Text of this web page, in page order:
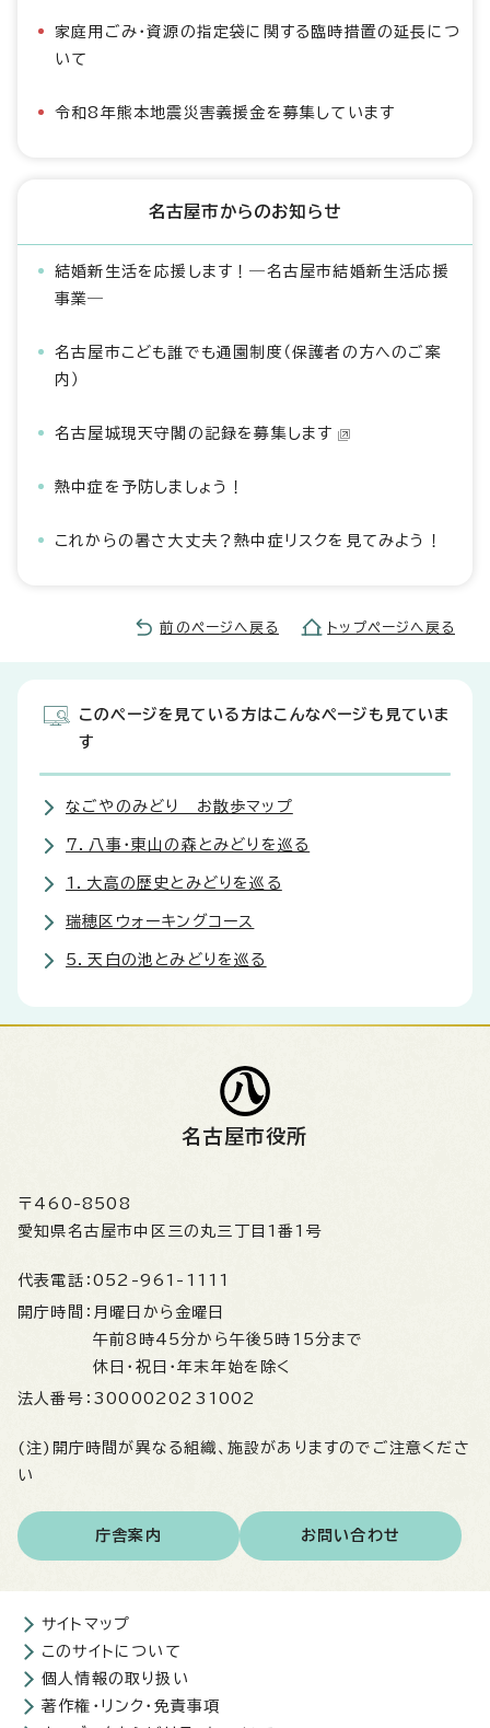
家庭用ごみ・資源の指定袋に関する臨時措置の延長につ
いて
令和8年熊本地震災害義援金を募集しています
名古屋市からのお知らせ
結婚新生活を応援します！―名古屋市結婚新生活応援
事業―
名古屋市こども誰でも通園制度（保護者の方へのご案
内）
名古屋城現天守閣の記録を募集します
熱中症を予防しましょう！
これからの暑さ大丈夫？熱中症リスクを見てみよう！
前のページへ戻る トップページへ戻る
このページを見ている方はこんなページも見ていま
す
なごやのみどり お散歩マップ
7．八事・東山の森とみどりを巡る
1．大高の歴史とみどりを巡る
瑞穂区ウォーキングコース
5．天白の池とみどりを巡る
名古屋市役所
〒460-8508
愛知県名古屋市中区三の丸三丁目1番1号
代表電話： 052-961-1111
開庁時間： 月曜日から金曜日
午前8時45分から午後5時15分まで
休日・祝日・年末年始を除く
法人番号： 3000020231002
(注)開庁時間が異なる組織、施設がありますのでご注意くださ
い
庁舎案内 お問い合わせ
サイトマップ
このサイトについて
個人情報の取り扱い
著作権・リンク・免責事項